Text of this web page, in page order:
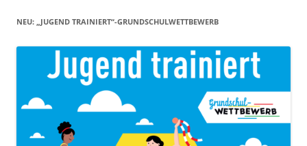
NEU: „JUGEND TRAINIERT“-GRUNDSCHULWETTBEWERB